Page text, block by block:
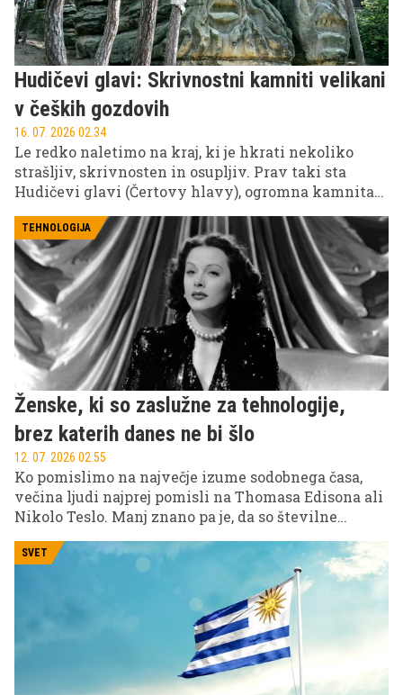
Hudičevi glavi: Skrivnostni kamniti velikani
v čeških gozdovih
16. 07. 2026 02.34
Le redko naletimo na kraj, ki je hkrati nekoliko
strašljiv, skrivnosten in osupljiv. Prav taki sta
Hudičevi glavi (Čertovy hlavy), ogromna kamnita
obraza, ki že skoraj 180 let opazujeta okolico češke
vasice Želízy nedaleč od mesta Mělník.
TEHNOLOGIJA
Ženske, ki so zaslužne za tehnologije,
brez katerih danes ne bi šlo
12. 07. 2026 02.55
Ko pomislimo na največje izume sodobnega časa,
večina ljudi najprej pomisli na Thomasa Edisona ali
Nikolo Teslo. Manj znano pa je, da so številne
tehnologije, ki jih uporabljamo vsak dan, nastale
tudi po zaslugi žensk.
SVET